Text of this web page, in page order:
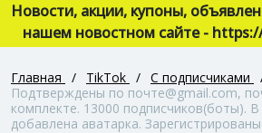
Новости, акции, купоны,
нашем новостном сайте -
Главная / TikTok / С подписчиками
Подтверждены по почте@gmail.com,
комплекте. 13000 подписчиков(боты).
добавлена аватарка. Зарегистрированы